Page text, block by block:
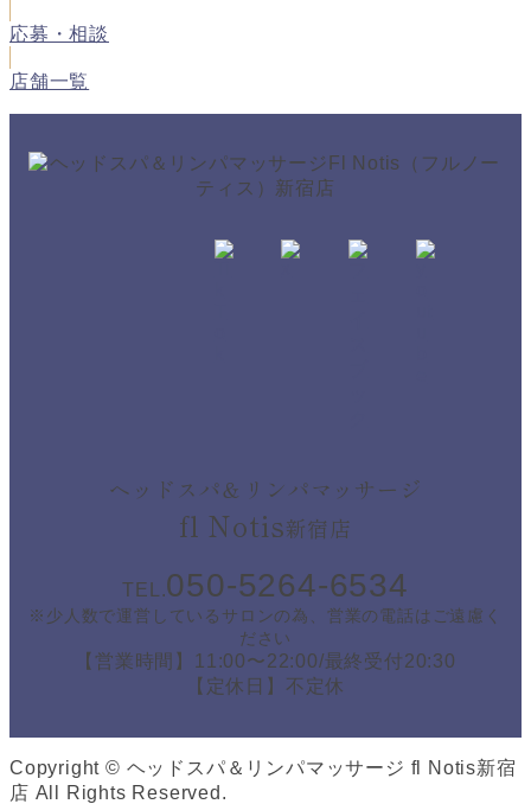
応募・相談
店舗一覧
ヘッドスパ＆リンパマッサージ
fl Notis新宿店
TEL.050-5264-6534
※少人数で運営しているサロンの為、営業の電話はご遠慮く
ださい
【営業時間】11:00〜22:00/最終受付20:30
【定休日】不定休
Copyright © ヘッドスパ＆リンパマッサージ fl Notis新宿
店 All Rights Reserved.